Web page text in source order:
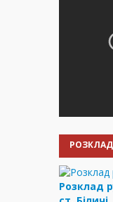
РОЗКЛАД
Розклад